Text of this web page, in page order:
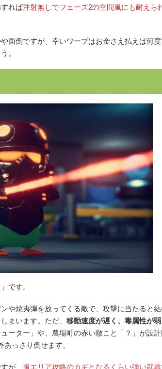
れば注射無しでフェーズ2の空間嵐にも耐えら
面倒ですが、幸いワープはお金さえ払えば何
。
」です。
や焼夷弾を放ってくる敵で、攻撃に当たると
まいます。ただ、 移動速度が遅く、毒属性が
ーター」や、農場町の赤い敵こと「？」が設計
っさり倒せます。
が、 嵐エリア攻略のカギとなるくらい強い武器